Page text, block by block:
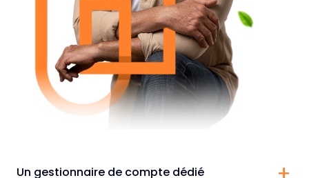
Un gestionnaire de compte dédié